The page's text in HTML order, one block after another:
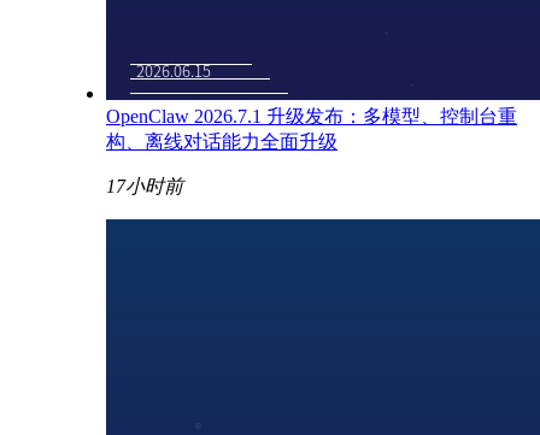
OpenClaw 2026.7.1 升级发布：多模型、控制台重
构、离线对话能力全面升级
17小时前